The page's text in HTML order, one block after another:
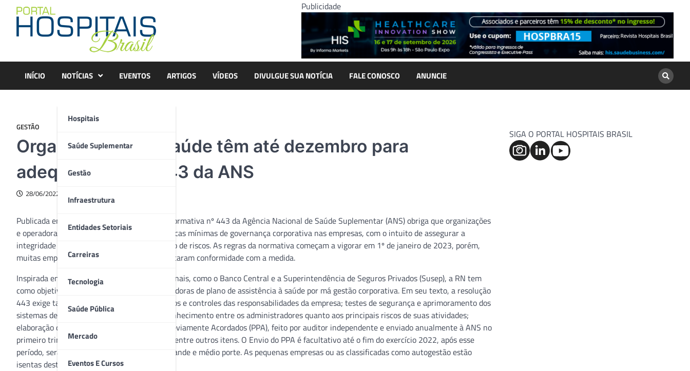
content
Publicidade
INÍCIO NOTÍCIAS
Hospitais
Saúde Suplementar
Gestão
Infraestrutura
Entidades Setoriais
Carreiras
Tecnologia
Saúde Pública
Mercado
Eventos E Cursos
EVENTOS ARTIGOS VÍDEOS DIVULGUE SUA NOTÍCIA FALE CONOSCO ANUNCIE
GESTÃO
Organizações de saúde têm até dezembro para
adequação à RN 443 da ANS
28/06/2022
Publicada em janeiro de 2019, a Resolução Normativa nº 443 da Agência Nacional de Saúde Suplementar (ANS) obriga que organizações
e operadoras de saúde supletiva adotem práticas mínimas de governança corporativa nas empresas, com o intuito de assegurar a
integridade dos processos e melhorar a gestão de riscos. As regras da normativa começam a vigorar em 1º de janeiro de 2023, porém,
muitas empresas do segmento ainda não buscaram conformidade com a medida.
Inspirada em outros órgãos reguladores nacionais, como o Banco Central e a Superintendência de Seguros Privados (Susep), a RN tem
como objetivo prevenir a insolvência de operadoras de plano de assistência à saúde por má gestão corporativa. Em seu texto, a resolução
443 exige também definição clara dos objetivos e controles das responsabilidades da empresa; testes de segurança e aprimoramento dos
sistemas de informações; padronização do conhecimento entre os administradores quanto aos principais riscos de suas atividades;
elaboração do Relatório de Procedimentos Previamente Acordados (PPA), feito por auditor independente e enviado anualmente à ANS no
primeiro trimestre de cada ano subsequente; entre outros itens. O Envio do PPA é facultativo até o fim do exercício 2022, após esse
período, será obrigatório para empresas de grande e médio porte. As pequenas empresas ou as classificadas como autogestão estão
isentas desta obrigatoriedade.
SIGA O PORTAL HOSPITAIS BRASIL